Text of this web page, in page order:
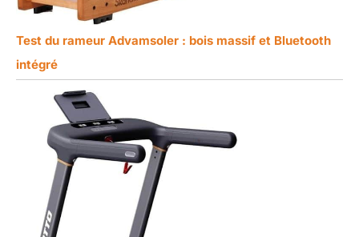
Test du rameur Advamsoler : bois massif et Bluetooth
intégré